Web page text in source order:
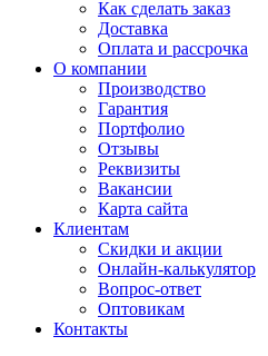
Как сделать заказ
Доставка
Оплата и рассрочка
О компании
Производство
Гарантия
Портфолио
Отзывы
Реквизиты
Вакансии
Карта сайта
Клиентам
Скидки и акции
Онлайн-калькулятор
Вопрос-ответ
Оптовикам
Контакты